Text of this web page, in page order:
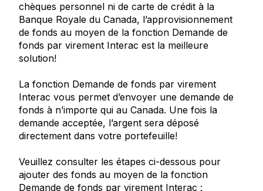
chèques personnel ni de carte de crédit à la
Banque Royale du Canada, l’approvisionnement
de fonds au moyen de la fonction Demande de
fonds par virement Interac est la meilleure
solution!
La fonction Demande de fonds par virement
Interac vous permet d’envoyer une demande de
fonds à n’importe qui au Canada. Une fois la
demande acceptée, l’argent sera déposé
directement dans votre portefeuille!
Veuillez consulter les étapes ci-dessous pour
ajouter des fonds au moyen de la fonction
Demande de fonds par virement Interac :